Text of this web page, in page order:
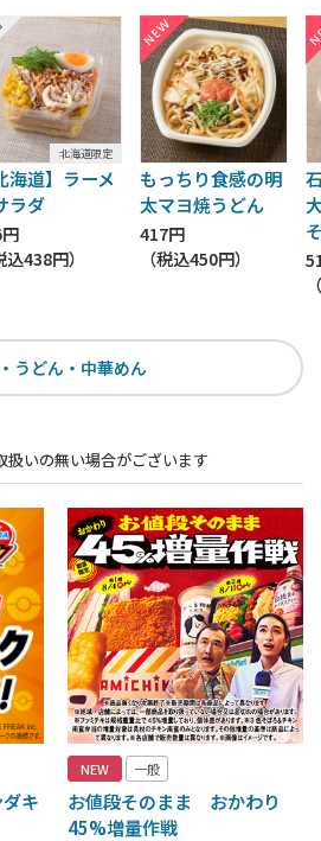
北海道限定
海道】ラーメ
ラダ
込438円）
もっちり食感の明
太マヨ焼うどん
417円
（税込450円）
うどん・中華めん
扱いの無い場合がございます
キ
NEW 一般
お値段そのまま おかわり
45%増量作戦